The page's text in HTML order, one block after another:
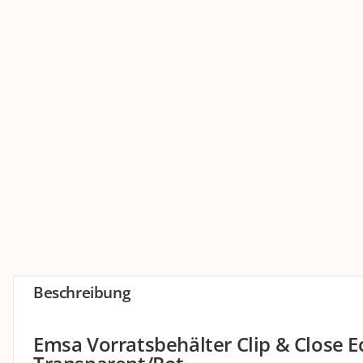
Beschreibung
Emsa Vorratsbehälter Clip & Close